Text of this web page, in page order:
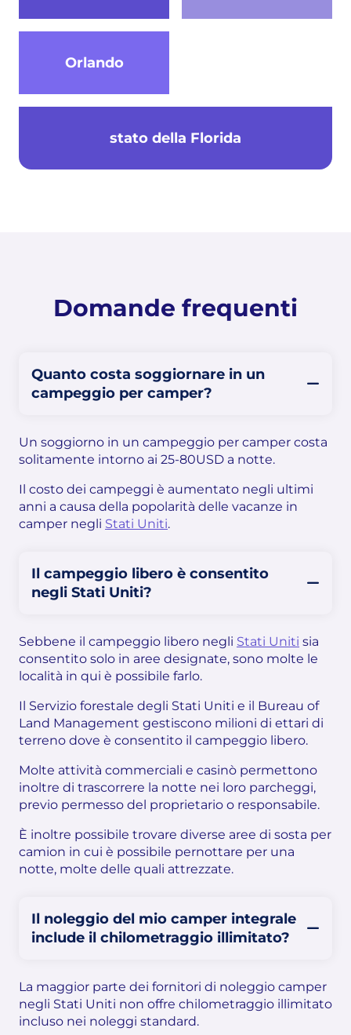
Orlando
stato della Florida
Domande frequenti
Quanto costa soggiornare in un
campeggio per camper?
Un soggiorno in un campeggio per camper costa
solitamente intorno ai 25-80USD a notte.
Il costo dei campeggi è aumentato negli ultimi
anni a causa della popolarità delle vacanze in
camper negli Stati Uniti.
Il campeggio libero è consentito
negli Stati Uniti?
Sebbene il campeggio libero negli Stati Uniti sia
consentito solo in aree designate, sono molte le
località in qui è possibile farlo.
Il Servizio forestale degli Stati Uniti e il Bureau of
Land Management gestiscono milioni di ettari di
terreno dove è consentito il campeggio libero.
Molte attività commerciali e casinò permettono
inoltre di trascorrere la notte nei loro parcheggi,
previo permesso del proprietario o responsabile.
È inoltre possibile trovare diverse aree di sosta per
camion in cui è possibile pernottare per una
notte, molte delle quali attrezzate.
Il noleggio del mio camper integrale
include il chilometraggio illimitato?
La maggior parte dei fornitori di noleggio camper
negli Stati Uniti non offre chilometraggio illimitato
incluso nei noleggi standard.